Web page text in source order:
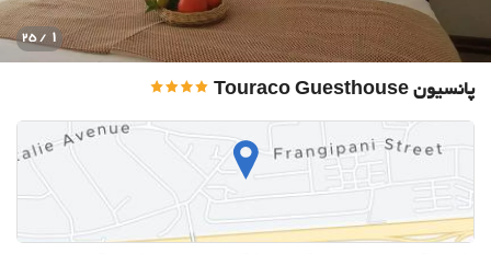
پانسیون Touraco Guesthouse
1
/ 25